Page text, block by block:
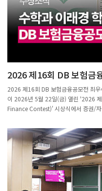
였으며, 전 학생 강태엽(현 박사후연구
번째 포스텍 방문인 Getz 교수는 "포
작했다"며 학과의 따뜻한 분위기와 우
았다고 전했다.앞으로 이 연구팀이 만
적 교류의 더 깊은 발전이 기대된다.
2026 제16회 DB 보험금
경 학생)
2026 제16회 DB 보험금융공모전 최
이 2026년 5월 22일(금) 열린 '2026
Finance Contest)' 시상식에서 증권/
공모전'은 DB김준기문화재단과 DB손
행, 증권·자산운용, 경제 분야에서 창
된 행사이다. 올해 제16회를 맞이한 이
상자에게는 장학금과 함께 미국·아시
학생의 수상작 「WGAN을 활용한 금
리 위험 분석」은 미국 채권 포트폴리
역방향으로 탐색하는 연구이다. 일반